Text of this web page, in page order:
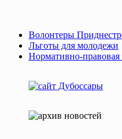
Волонтеры
Льготы для молодежи
Нормативно-правовая